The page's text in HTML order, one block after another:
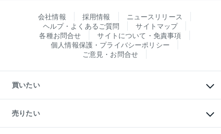
会社情報 採用情報
ニュースリリース
ヘルプ・よくあるご質問
サイトマップ
各種お問合せ
サイトについて・免責事項
個人情報保護・プライバシーポリシー
ご意見・お問合せ
買いたい
新築・分譲マンションの購入
中古マンションの購入
一戸建ての購入
売りたい